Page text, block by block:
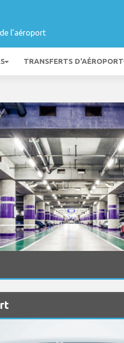
l’aéroport
TRANSFERTS D'AÉROPORT